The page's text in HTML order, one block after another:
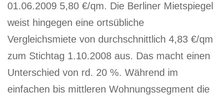
01.06.2009 5,80 €/qm. Die Berliner Mietspiegel
weist hingegen eine ortsübliche
Vergleichsmiete von durchschnittlich 4,83 €/qm
zum Stichtag 1.10.2008 aus. Das macht einen
Unterschied von rd. 20 %. Während im
einfachen bis mittleren Wohnungssegment die